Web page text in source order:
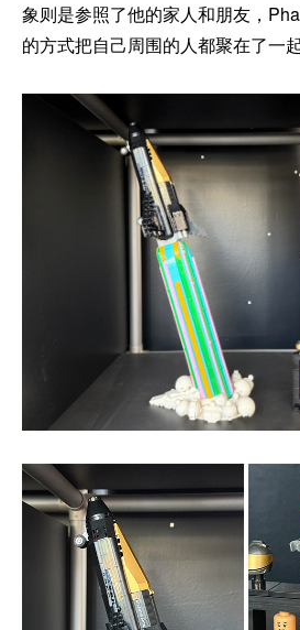
象则是参照了他的家人和朋友，
的方式把自己周围的人都聚在了一起